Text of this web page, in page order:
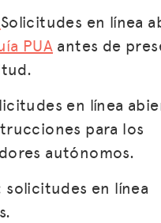
Solicitudes en línea
PUA antes de
en línea
para los
autónomos.
solicitudes en línea